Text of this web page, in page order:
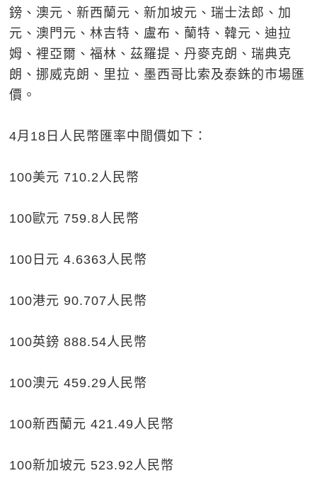
鎊、澳元、新西蘭元、新加坡元、瑞士法郎、加
元、澳門元、林吉特、盧布、蘭特、韓元、迪拉
姆、裡亞爾、福林、茲羅提、丹麥克朗、瑞典克
朗、挪威克朗、里拉、墨西哥比索及泰銖的市場匯
價。
4月18日人民幣匯率中間價如下：
100美元 710.2人民幣
100歐元 759.8人民幣
100日元 4.6363人民幣
100港元 90.707人民幣
100英鎊 888.54人民幣
100澳元 459.29人民幣
100新西蘭元 421.49人民幣
100新加坡元 523.92人民幣